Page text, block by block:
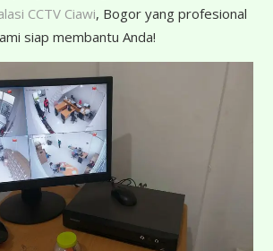
CCTV Ciawi, Bogor yang profesional
siap membantu Anda!